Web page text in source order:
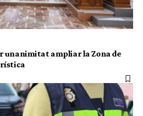
unanimitat ampliar la Zona de